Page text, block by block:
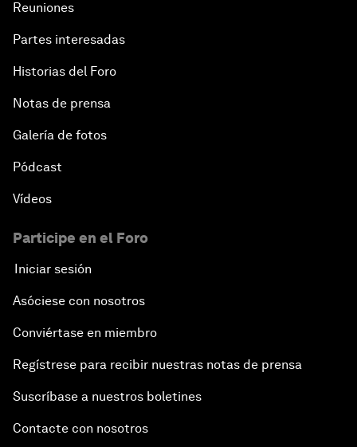
Reuniones
Partes interesadas
Historias del Foro
Notas de prensa
Galería de fotos
Pódcast
Vídeos
Participe en el Foro
Iniciar sesión
Asóciese con nosotros
Conviértase en miembro
Regístrese para recibir nuestras notas de prensa
Suscríbase a nuestros boletines
Contacte con nosotros